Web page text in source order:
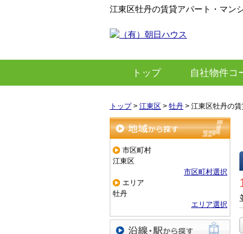
江東区牡丹の賃貸アパート・マン
トップ 自社物件コ
トップ> 江東区 > 牡丹 > 江東区牡丹の
地域から探す
市区町村
江東区
市区町村選択
エリア
牡丹
エリア選択